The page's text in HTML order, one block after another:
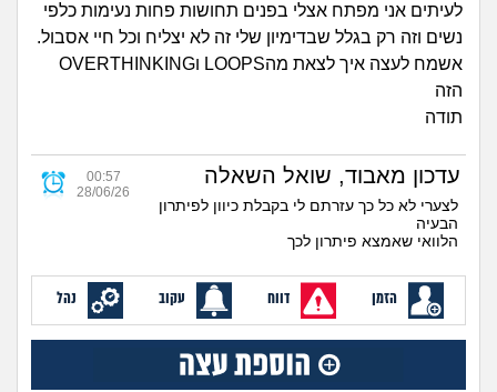
עבודה וקריירה
בית, שכנים ושותפים
מה שעובר עליי
פיננסי וכלכלה
בין הסדינים
לעיתים אני מפתח אצלי בפנים תחושות פחות נעימות כלפי
נשים וזה רק בגלל שבדימיון שלי זה לא יצליח וכל חיי אסבול.
אשמח לעצה איך לצאת מהLOOPS וOVERTHINKING
הזה
תודה
עדכון מאבוד, שואל השאלה
00:57
28/06/26
לצערי לא כל כך עזרתם לי בקבלת כיוון לפיתרון
הבעיה
הלוואי שאמצא פיתרון לכך
הזמן דווח עקוב נהל